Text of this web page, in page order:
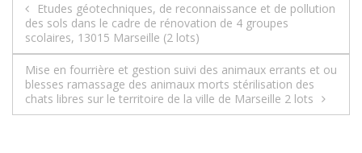
Navigation
de
l’article
Etudes géotechniques, de reconnaissance et de pollution
des sols dans le cadre de rénovation de 4 groupes
scolaires, 13015 Marseille (2 lots)
Mise en fourrière et gestion suivi des animaux errants et ou
blesses ramassage des animaux morts stérilisation des
chats libres sur le territoire de la ville de Marseille 2 lots